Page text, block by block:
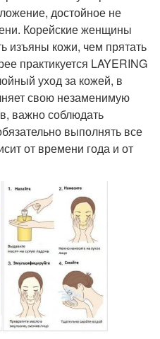
достойное не
Корейские женщины
изъяны кожи, чем прятать
практикуется LAYERING
уход за кожей, в
свою незаменимую
важно соблюдать
выполнять все
от времени года и от